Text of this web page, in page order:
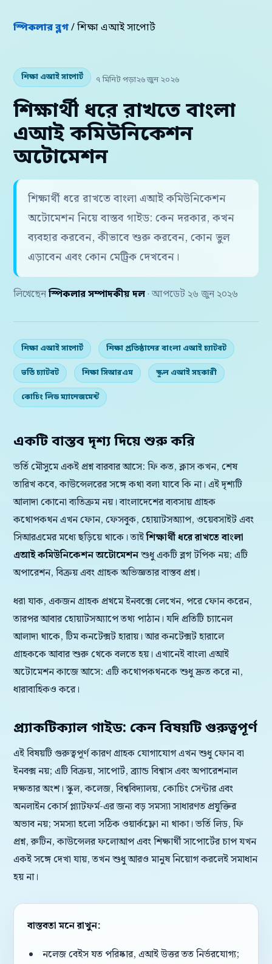
স্পিকলার ব্লগ/ শিক্ষা এআই সাপোর্ট
শিক্ষা এআই সাপোর্ট ৭ মিনিট পড়া২৬ জুন ২০২৬
শিক্ষার্থী ধরে রাখতে বাংলা
এআই কমিউনিকেশন
অটোমেশন
শিক্ষার্থী ধরে রাখতে বাংলা এআই কমিউনিকেশন
অটোমেশন নিয়ে বাস্তব গাইড: কেন দরকার, কখন
ব্যবহার করবেন, কীভাবে শুরু করবেন, কোন ভুল
এড়াবেন এবং কোন মেট্রিক দেখবেন।
লিখেছেন স্পিকলার সম্পাদকীয় দল · আপডেট ২৬ জুন ২০২৬
শিক্ষা এআই সাপোর্ট শিক্ষা প্রতিষ্ঠানের বাংলা এআই চ্যাটবট
ভর্তি চ্যাটবট শিক্ষা সিআরএম স্কুল এআই সহকারী
কোচিং লিড ম্যানেজমেন্ট
একটি বাস্তব দৃশ্য দিয়ে শুরু করি
ভর্তি মৌসুমে একই প্রশ্ন বারবার আসে: ফি কত, ক্লাস কখন, শেষ
তারিখ কবে, কাউন্সেলরের সঙ্গে কথা বলা যাবে কি না। এই দৃশ্যটি
আলাদা কোনো ব্যতিক্রম নয়। বাংলাদেশের ব্যবসায় গ্রাহক
কথোপকথন এখন ফোন, ফেসবুক, হোয়াটসঅ্যাপ, ওয়েবসাইট এবং
সিআরএমের মধ্যে ছড়িয়ে থাকে। তাইশিক্ষার্থী ধরে রাখতে বাংলা
এআই কমিউনিকেশন অটোমেশনশুধু একটি ব্লগ টপিক নয়; এটি
অপারেশন, বিক্রয় এবং গ্রাহক অভিজ্ঞতার বাস্তব প্রশ্ন।
ধরা যাক, একজন গ্রাহক প্রথমে ইনবক্সে লেখেন, পরে ফোন করেন,
তারপর আবার হোয়াটসঅ্যাপে তথ্য পাঠান। যদি প্রতিটি চ্যানেল
আলাদা থাকে, টিম কনটেক্সট হারায়। আর কনটেক্সট হারালে
গ্রাহককে আবার শুরু থেকে বলতে হয়। এখানেই বাংলা এআই
অটোমেশন কাজে আসে: এটি কথোপকথনকে শুধু দ্রুত করে না,
ধারাবাহিকও করে।
প্র্যাকটিক্যাল গাইড: কেন বিষয়টি গুরুত্বপূর্ণ
এই বিষয়টি গুরুত্বপূর্ণ কারণ গ্রাহক যোগাযোগ এখন শুধু ফোন বা
ইনবক্স নয়; এটি বিক্রয়, সাপোর্ট, ব্র্যান্ড বিশ্বাস এবং অপারেশনাল
দক্ষতার অংশ। স্কুল, কলেজ, বিশ্ববিদ্যালয়, কোচিং সেন্টার এবং
অনলাইন কোর্স প্ল্যাটফর্ম-এর জন্য বড় সমস্যা সাধারণত প্রযুক্তির
অভাব নয়; সমস্যা হলো সঠিক ওয়ার্কফ্লো না থাকা। ভর্তি লিড, ফি
প্রশ্ন, রুটিন, কাউন্সেলর ফলোআপ এবং শিক্ষার্থী সাপোর্টের চাপ যখন
একই সঙ্গে দেখা যায়, তখন শুধু আরও মানুষ নিয়োগ করলেই সমাধান
হয় না।
বাস্তবতা মনে রাখুন:
নলেজ বেইস যত পরিষ্কার, এআই উত্তর তত নির্ভরযোগ্য;